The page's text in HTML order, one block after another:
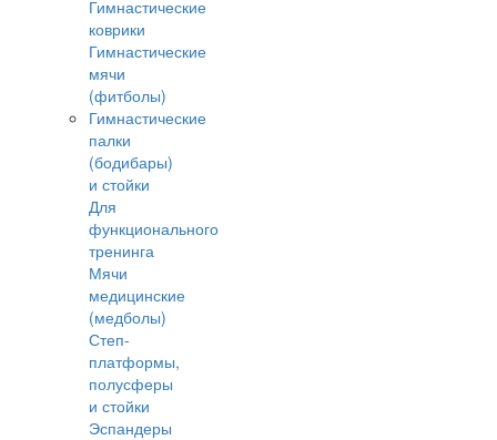
Гимнастические
коврики
Гимнастические
мячи
(фитболы)
Гимнастические
палки
(бодибары)
и стойки
Для
функционального
тренинга
Мячи
медицинские
(медболы)
Степ-
платформы,
полусферы
и стойки
Эспандеры